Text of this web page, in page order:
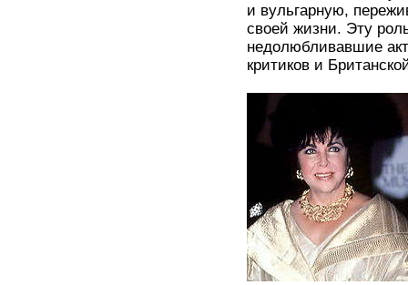
и вульгарную,
своей жизни. Эту
недолюбливавшие
критиков и